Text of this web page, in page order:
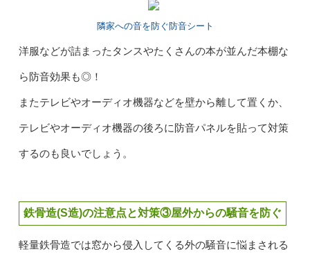
隣家への音を防ぐ防音シート
洋服などが詰まったタンスやたくさんの本が並んだ本棚な
ら防音効果も◎！
またテレビやオーディオ機器などを壁から離して置くか、
テレビやオーディオ機器の後ろに防音パネルを貼って対策
するのも良いでしょう。
鉄骨造(S造)の注意点と対策③屋外からの騒音を防ぐ
軽量鉄骨造では窓から侵入してくる外の騒音に悩まされる